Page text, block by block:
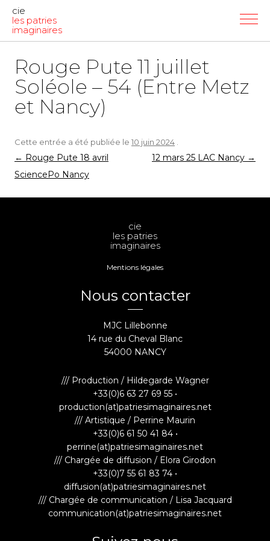
cie
les patries
imaginaires
Rouge Pute 11 juillet
Soléole – 54 (Entre Metz
et Nancy)
Cette entrée a été publiée le 10 juin 2024
Navigation
des
articles
← Rouge Pute 18 avril
SciencePo Nancy
12 mars 25 LAC Nancy →
cie
les patries
imaginaires
Mentions légales
Nous contacter
MJC Lillebonne
14 rue du Cheval Blanc
54000 NANCY
/// Production / Hildegarde Wagner
+33(0)6 63 27 69 55 •
production(at)patriesimaginaires.net
/// Artistique / Perrine Maurin
+33(0)6 61 50 41 84 •
perrine(at)patriesimaginaires.net
/// Chargée de diffusion / Elora Girodon
+33(0)7 55 61 83 74 •
diffusion(at)patriesimaginaires.net
/// Chargée de communication / Lisa Jacquard
communication(at)patriesimaginaires.net